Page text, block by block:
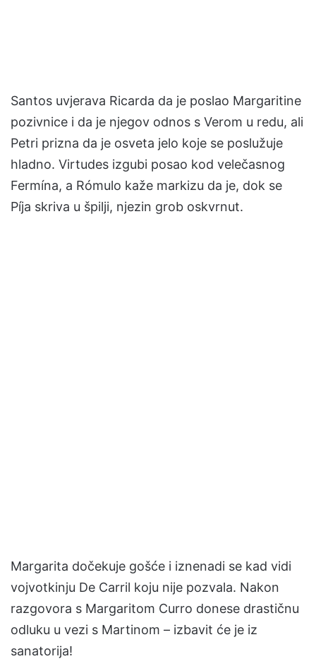
Santos uvjerava Ricarda da je poslao Margaritine
pozivnice i da je njegov odnos s Verom u redu, ali
Petri prizna da je osveta jelo koje se poslužuje
hladno. Virtudes izgubi posao kod velečasnog
Fermína, a Rómulo kaže markizu da je, dok se
Píja skriva u špilji, njezin grob oskvrnut.
Margarita dočekuje gošće i iznenadi se kad vidi
vojvotkinju De Carril koju nije pozvala. Nakon
razgovora s Margaritom Curro donese drastičnu
odluku u vezi s Martinom – izbavit će je iz
sanatorija!